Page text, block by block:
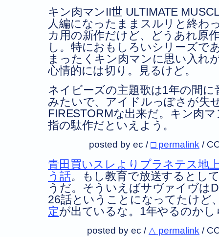
キン肉マンII世 ULTIMATE
人編になったままスルリと終わ
カ用の新作だけど、どうあれ原
し。特におもしろいシリーズで
まったくキン肉マンに思い入れ
心情的には切り。見るけど。
ネイビーズの主題歌は1年の間
みたいで、アイドルっぽさが失
FIRESTORMな出来だ。キン肉
指の駄作だといえよう。
posted by ec /□ permalink /
青田買いスレよりプラネテス地
う話。もし教育で放送するとし
うだ。そういえばサヴァイヴは
26話ということになってたけど
定が出ているな。1年やるのかし
posted by ec / △ permalink /